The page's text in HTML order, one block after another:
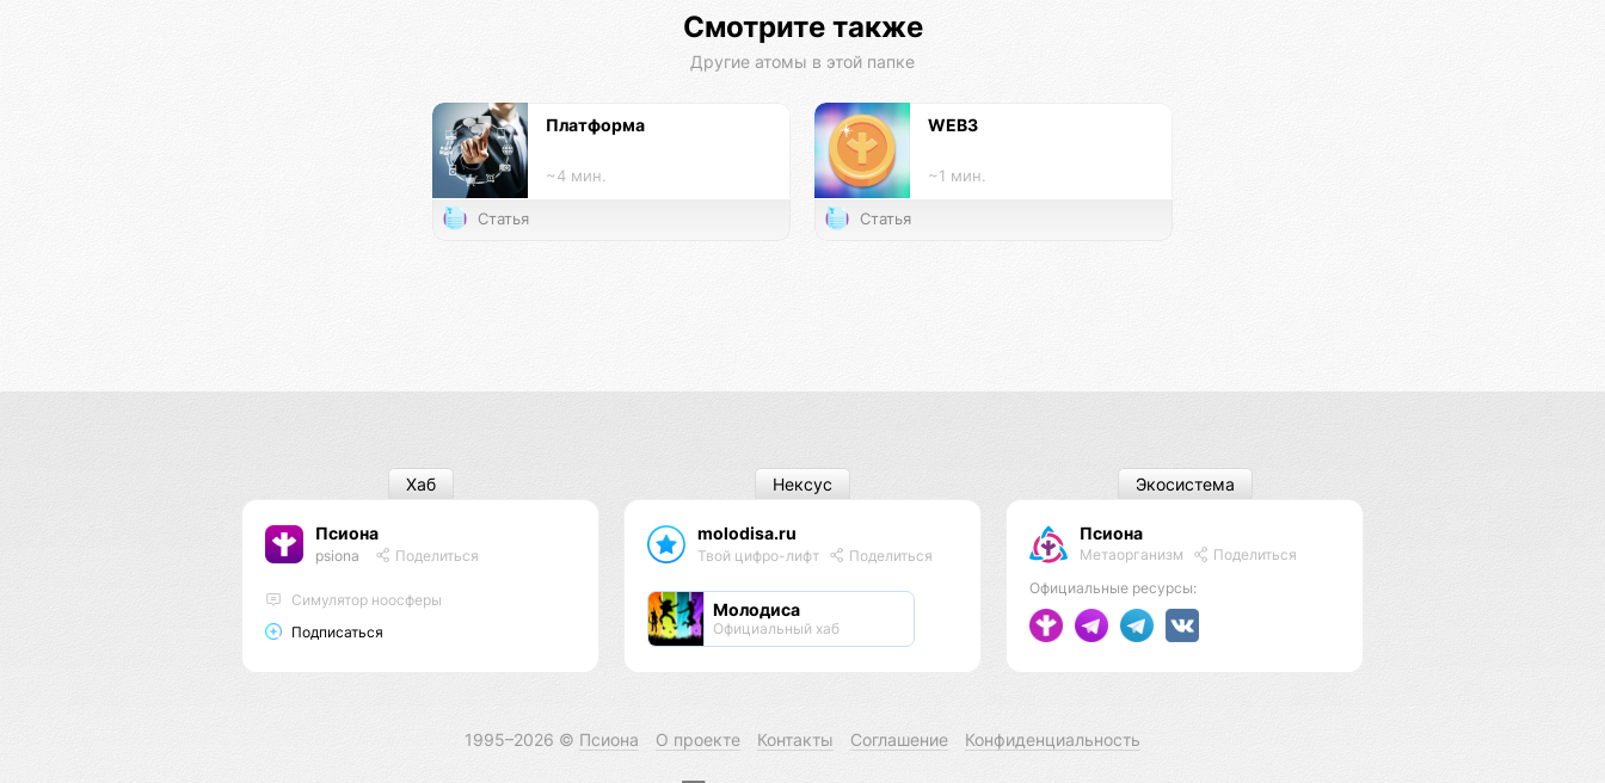
Смотрите также
Другие атомы в этой папке
Платформа
~4 мин.
Статья
WEB3
~1 мин.
Статья
Псиона
psiona Поделиться
Cимулятор ноосферы
Подписаться
Хаб
molodisa.ru
Твой цифро-лифт Поделиться
Молодиса
Официальный хаб
Нексус
Псиона
Метаорганизм
Поделиться
Официальные ресурсы:
Экосистема
1995–2026 © Псиона О проекте Контакты Соглашение Конфиденциальность